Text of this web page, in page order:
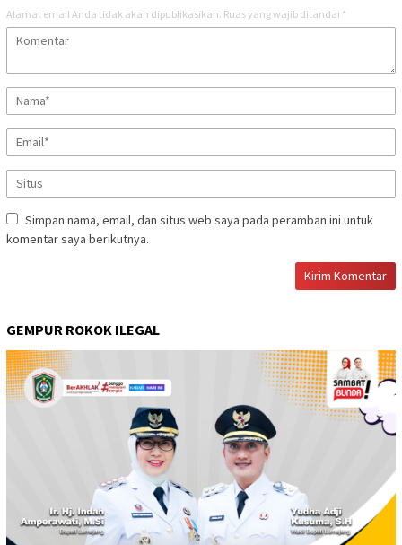
Alamat email Anda tidak akan dipublikasikan. Ruas yang wajib ditandai *
Simpan nama, email, dan situs web saya pada peramban ini untuk
komentar saya berikutnya.
GEMPUR ROKOK ILEGAL